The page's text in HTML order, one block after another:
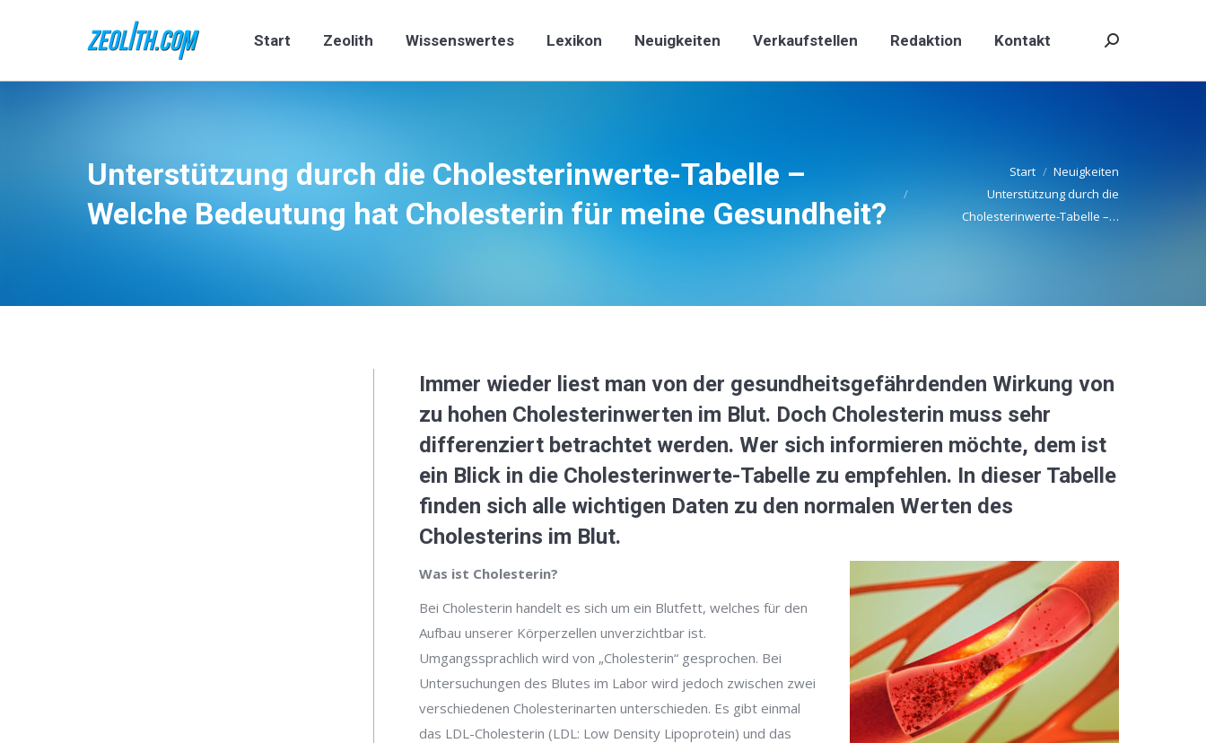
Start Zeolith Wissenswertes Lexikon Neuigkeiten Verkaufstellen Redaktion Kontakt Search:
Unterstützung durch die Cholesterinwerte-Tabelle –
Welche Bedeutung hat Cholesterin für meine Gesundheit?
Start
Neuigkeiten
Unterstützung durch die
Cholesterinwerte-Tabelle –…
Immer wieder liest man von der gesundheitsgefährdenden Wirkung von
zu hohen Cholesterinwerten im Blut. Doch Cholesterin muss sehr
differenziert betrachtet werden. Wer sich informieren möchte, dem ist
ein Blick in die Cholesterinwerte-Tabelle zu empfehlen. In dieser Tabelle
finden sich alle wichtigen Daten zu den normalen Werten des
Cholesterins im Blut.
Was ist Cholesterin?
Bei Cholesterin handelt es sich um ein Blutfett, welches für den
Aufbau unserer Körperzellen unverzichtbar ist.
Umgangssprachlich wird von „Cholesterin“ gesprochen. Bei
Untersuchungen des Blutes im Labor wird jedoch zwischen zwei
verschiedenen Cholesterinarten unterschieden. Es gibt einmal
das LDL-Cholesterin (LDL: Low Density Lipoprotein) und das
Search: